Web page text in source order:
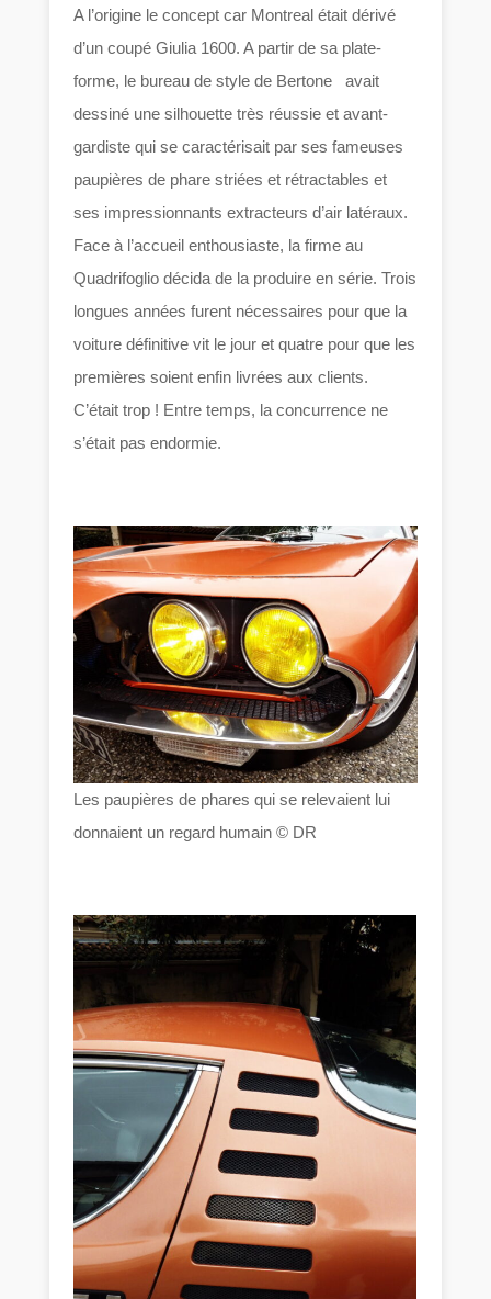
A l’origine le concept car Montreal était dérivé
d’un coupé Giulia 1600. A partir de sa plate-
forme, le bureau de style de Bertone avait
dessiné une silhouette très réussie et avant-
gardiste qui se caractérisait par ses fameuses
paupières de phare striées et rétractables et
ses impressionnants extracteurs d’air latéraux.
Face à l’accueil enthousiaste, la firme au
Quadrifoglio décida de la produire en série. Trois
longues années furent nécessaires pour que la
voiture définitive vit le jour et quatre pour que les
premières soient enfin livrées aux clients.
C’était trop ! Entre temps, la concurrence ne
s’était pas endormie.
Les paupières de phares qui se relevaient lui
donnaient un regard humain © DR